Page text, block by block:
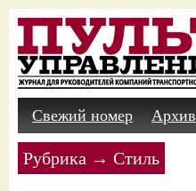
Свежий номер Архив
Рубрика → Стиль